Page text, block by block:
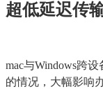
超低延迟传
mac与Windows跨
的情况，大幅影响